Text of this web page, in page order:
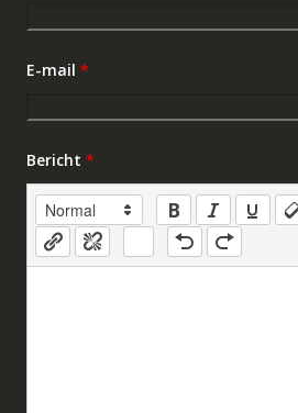
E-mail *
Bericht *